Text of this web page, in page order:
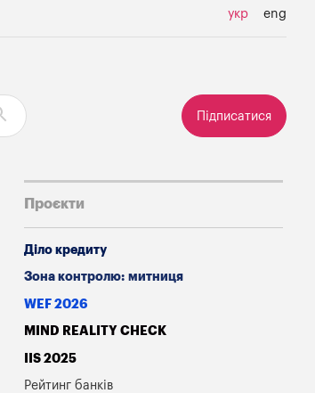
укр eng
Підписатися
Проєкти
Діло кредиту
Зона контролю: митниця
WEF 2026
MIND REALITY CHECK
IIS 2025
Рейтинг банків